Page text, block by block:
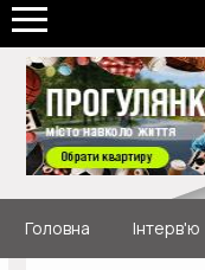
Головна Інтерв'ю